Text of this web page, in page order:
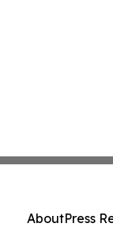
AboutPress